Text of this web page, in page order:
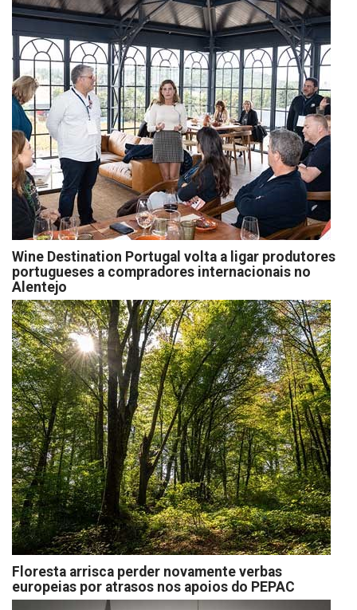
Wine Destination Portugal volta a ligar produtores
portugueses a compradores internacionais no
Alentejo
Floresta arrisca perder novamente verbas
europeias por atrasos nos apoios do PEPAC